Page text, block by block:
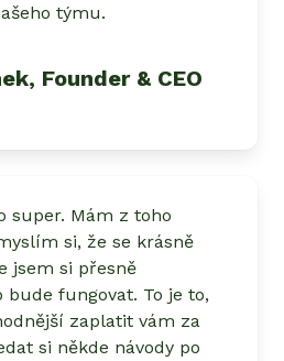
týmu.
, Founder & CEO
super. Mám z toho
si, že se krásně
jsem si přesně
bude fungovat. To je to,
zaplatit vám za
si někde návody po